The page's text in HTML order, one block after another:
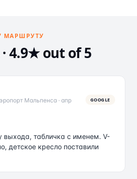
МАРШРУТУ
4.9★ out of 5
Мальпенса · апр
GOOGLE
выхода, табличка с именем. V-
детское кресло поставили